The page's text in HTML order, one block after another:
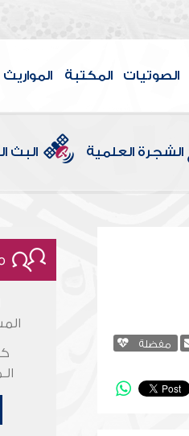
الصوتيات المكتبة المواريث
الشجرة العلمية البث
مفضلة